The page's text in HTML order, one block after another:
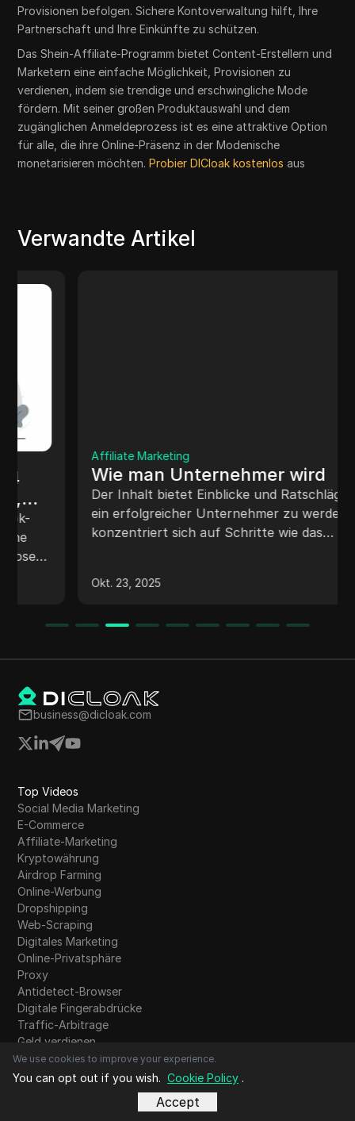
Provisionen befolgen. Sichere Kontoverwaltung hilft, Ihre
Partnerschaft und Ihre Einkünfte zu schützen.
Das Shein-Affiliate-Programm bietet Content-Erstellern und
Marketern eine einfache Möglichkeit, Provisionen zu
verdienen, indem sie trendige und erschwingliche Mode
fördern. Mit seiner großen Produktauswahl und dem
zugänglichen Anmeldeprozess ist es eine attraktive Option
für alle, die ihre Online-Präsenz in der Modenische
monetarisieren möchten.Probier DICloak kostenlos aus
Verwandte Artikel
Affiliate Marketing
Wie man Unternehmer wird
Der Inhalt bietet Einblicke und Ratschläge, um
ein erfolgreicher Unternehmer zu werden, und
konzentriert sich auf Schritte wie das
Generieren von Ideen, das Durchführen von
Kunden, Markttests und das Ergreifen von
Erfahrungen und betont die Bedeutung von
Okt. 23, 2025
business@dicloak.com
Top Videos
Social Media Marketing
E-Commerce
Affiliate-Marketing
Kryptowährung
Airdrop Farming
Online-Werbung
Dropshipping
Web-Scraping
Digitales Marketing
Online-Privatsphäre
Proxy
Antidetect-Browser
Digitale Fingerabdrücke
Traffic-Arbitrage
Geld verdienen
KI-Tools
We use cookies to improve your experience.
You can opt out if you wish. Cookie Policy .
Accept